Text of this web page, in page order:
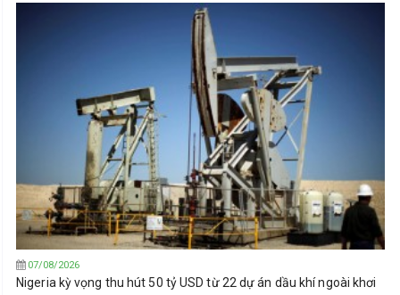
07/08/2026
Nigeria kỳ vọng thu hút 50 tỷ USD từ 22 dự án dầu khí ngoài khơi